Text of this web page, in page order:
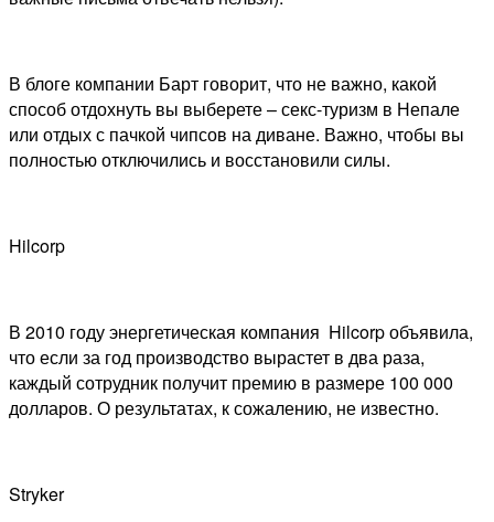
В блоге компании Барт говорит, что не важно, какой
способ отдохнуть вы выберете – секс-туризм в Непале
или отдых с пачкой чипсов на диване. Важно, чтобы вы
полностью отключились и восстановили силы.
Hilcorp
В 2010 году энергетическая компания Hilcorp объявила,
что если за год производство вырастет в два раза,
каждый сотрудник получит премию в размере 100 000
долларов. О результатах, к сожалению, не известно.
Stryker